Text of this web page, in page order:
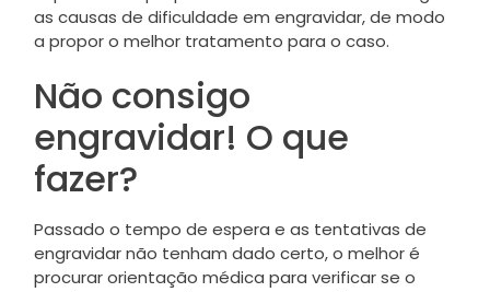
as causas de dificuldade em engravidar, de modo
a propor o melhor tratamento para o caso.
Não consigo
engravidar! O que
fazer?
Passado o tempo de espera e as tentativas de
engravidar não tenham dado certo, o melhor é
procurar orientação médica para verificar se o